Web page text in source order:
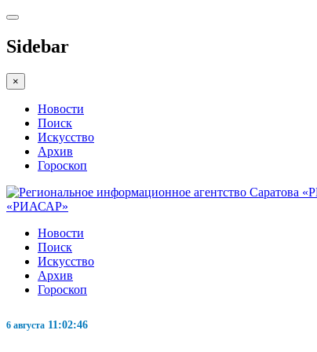
Sidebar
×
Новости
Поиск
Искусство
Архив
Гороскоп
«РИАСАР»
Новости
Поиск
Искусство
Архив
Гороскоп
6 августа 11:02:47